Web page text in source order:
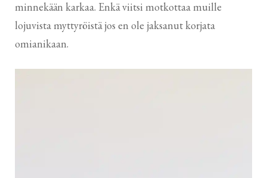
minnekään karkaa. Enkä viitsi motkottaa muille
lojuvista myttyröistä jos en ole jaksanut korjata
omianikaan.